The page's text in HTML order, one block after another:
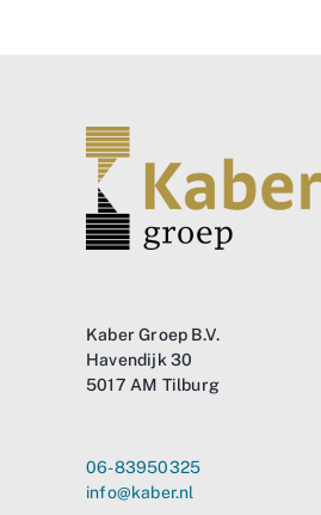
Kaber Groep B.V.
Havendijk 30
5017 AM Tilburg
06-83950325
info@kaber.nl